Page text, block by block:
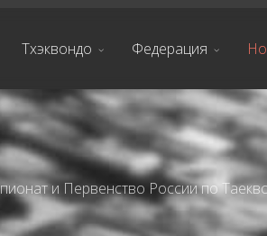
Тхэквондо Федерация
и Первенство России по